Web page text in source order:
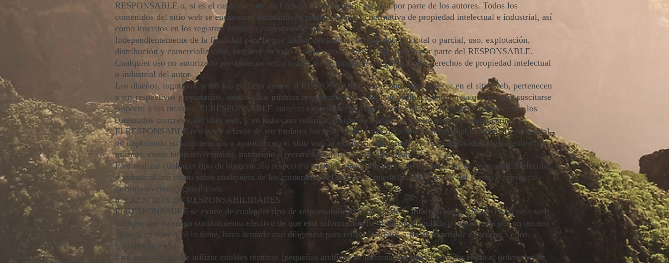
RESPONSABLE o, si es el caso, dispone de licencia o autorización expresa por parte de los autores. Todos los
contenidos del sitio web se encuentran debidamente protegidos por la normativa de propiedad intelectual e industrial, así
como inscritos en los registros públicos correspondientes.
Independientemente de la finalidad para la que fueran destinados, la reproducción total o parcial, uso, explotación,
distribución y comercialización, requiere en todo caso la autorización escrita previa por parte del RESPONSABLE.
Cualquier uso no autorizado previamente se considera un incumplimiento grave de los derechos de propiedad intelectual
o industrial del autor.
Los diseños, logotipos, texto y/o gráficos ajenos al RESPONSABLE y que pudieran aparecer en el sitio web, pertenecen
a sus respectivos propietarios, siendo ellos mismos responsables de cualquier posible controversia que pudiera suscitarse
respecto a los mismos. El RESPONSABLE autoriza expresamente a que terceros puedan redirigir directamente a los
contenidos concretos del sitio web, y en todo caso redirigir al sitio web principal dewww.enfoquenatura.com.
El RESPONSABLE reconoce a favor de sus titulares los correspondientes derechos de propiedad intelectual e industrial,
no implicando su sola mención o aparición en el sitio web la existencia de derechos o responsabilidad alguna sobre los
mismos, como tampoco respaldo, patrocinio o recomendación por parte del mismo.
Para realizar cualquier tipo de observación respecto a posibles incumplimientos de los derechos de propiedad intelectual
o industrial, así como sobre cualquiera de los contenidos del sitio web, puede hacerlo a través del correo electrónico
lasbrujaseventos@gmail.com.
3. EXENCIÓN DE RESPONSABILIDADES
El RESPONSABLE se exime de cualquier tipo de responsabilidad derivada de la información publicada en su sitio web
siempre que no tenga conocimiento efectivo de que esta información haya sido manipulada o introducida por un tercero
ajeno al mismo o, si lo tiene, haya actuado con diligencia para retirar los datos o hacer imposible el acceso a ellos.
Uso de Cookies
Este sitio web puede utilizar cookies técnicas (pequeños archivos de información que el servidor envía al ordenador de